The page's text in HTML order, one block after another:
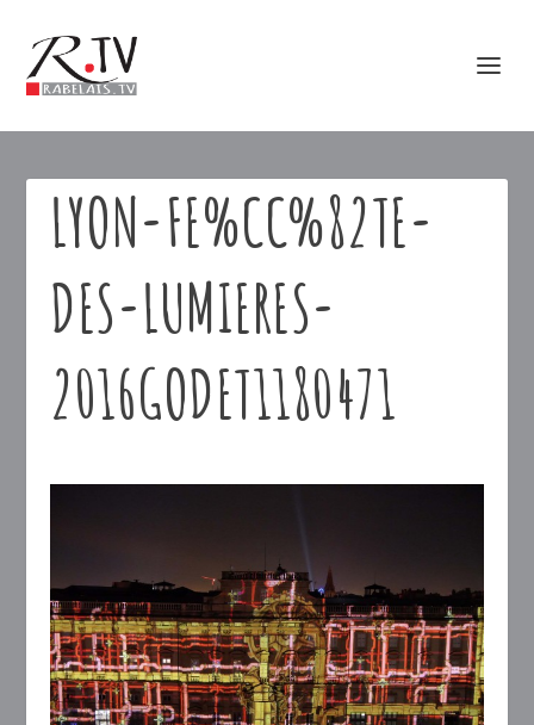
LYON-FE%CC%82TE-
DES-LUMIERES-
2016GODET1180471